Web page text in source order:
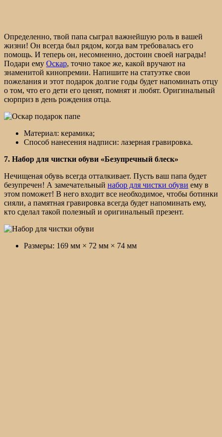
Определенно, твой папа сыграл важнейшую роль в вашей
жизни! Он всегда был рядом, когда вам требовалась его
помощь. И теперь он, несомненно, достоин своей награды!
Подари ему Оскар, точно такое же, какой вручают на
знаменитой кинопремии. Напишите на статуэтке свои
пожелания и этот подарок долгие годы будет напоминать отцу
о том, что его дети его ценят, помнят и любят. Оригинальный
сюрприз в день рождения отца.
Материал: керамика;
Способ нанесения надписи: лазерная гравировка.
7. Набор для чистки обуви «Безупречный блеск»
Нечищеная обувь всегда отталкивает. Пусть ваш папа будет
безупречен! А замечательный набор для чистки обуви ему в
этом поможет! В него входит все необходимое, чтобы ботинки
сияли, а памятная гравировка всегда будет напоминать ему,
кто сделал такой полезный и оригинальный презент.
Размеры: 169 мм × 72 мм × 74 мм